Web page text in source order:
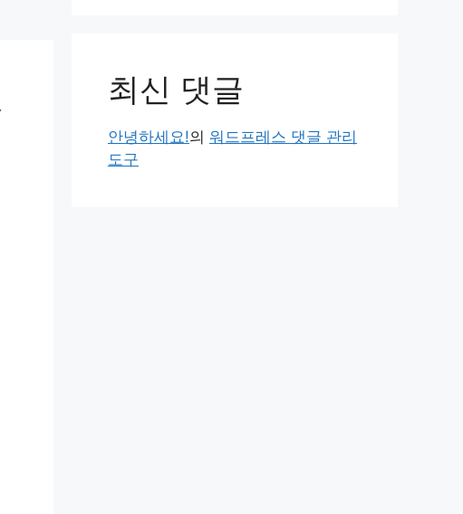
최신 댓글
안녕하세요!의 워드프레스 댓글 관리
도구